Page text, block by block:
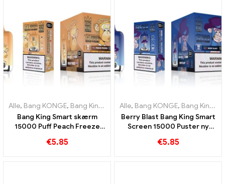
Alle, Bang KONGE, Bang King Smart skærm 15000 Puff ,Engangs
Bang King Smart skærm
15000 Puff Peach Freeze
€5.85
Alle, Bang KONGE, Bang King Smart skærm 15000 Puff
Berry Blast Bang King Smart
Screen 15000 Puster ny
cigaret
€5.85